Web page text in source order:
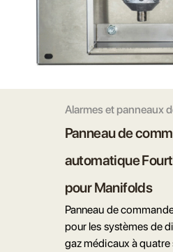
Alarmes et panneaux
Panneau de
automatique
pour Manifolds
Panneau de
pour les systèmes de
gaz médicaux à quatre